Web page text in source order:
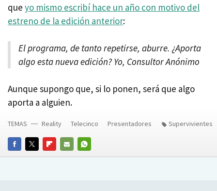
que yo mismo escribí hace un año con motivo del
estreno de la edición anterior:
El programa, de tanto repetirse, aburre. ¿Aporta
algo esta nueva edición? Yo, Consultor Anónimo
Aunque supongo que, si lo ponen, será que algo
aporta a alguien.
FACEBOOKTWITTERFLIPBOARD
E-
WHATSAPP
TEMAS Reality Telecinco Presentadores Supervivientes